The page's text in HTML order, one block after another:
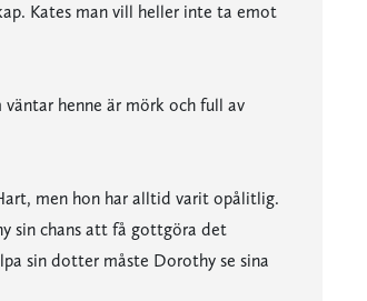
Kates man vill heller inte ta emot
henne är mörk och full av
men hon har alltid varit opålitlig.
sin chans att få gottgöra det
sin dotter måste Dorothy se sina